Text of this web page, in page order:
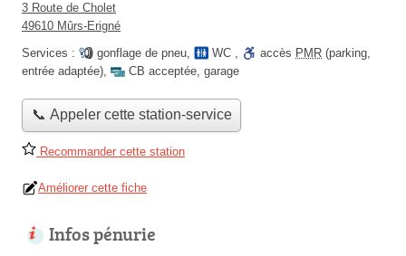
3 Route de Cholet
49610 Mûrs-Erigné
Services :
gonflage de pneu, WC , accès PMR (parking,
entrée adaptée), CB acceptée, garage
📞 Appeler cette station-service
Recommander cette station
Améliorer cette fiche
Infos pénurie